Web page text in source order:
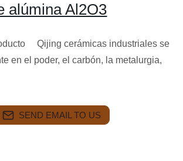
alúmina Al2O3
Qijing cerámicas industriales se
en el poder, el carbón, la metalurgia,
SEND EMAIL TO US